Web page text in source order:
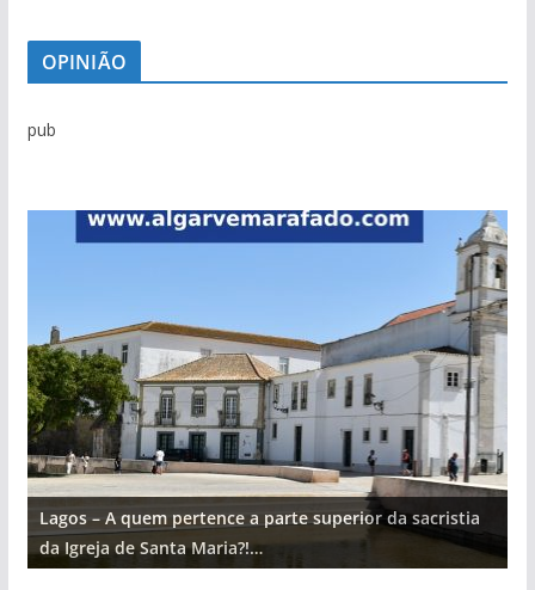
OPINIÃO
pub
Lagos – A quem pertence a parte superior da sacristia
da Igreja de Santa Maria?!…